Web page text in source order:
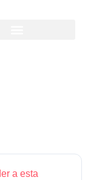
a esta